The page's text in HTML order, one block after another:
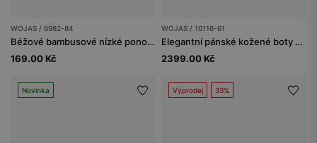
WOJAS / 6982-84
Béžové bambusové nízké ponožky se silikonem
169.00 Kč
WOJAS / 10116-61
Elegantní pánské kožené boty v černé barvě
2399.00 Kč
Novinka Výprodej 33%